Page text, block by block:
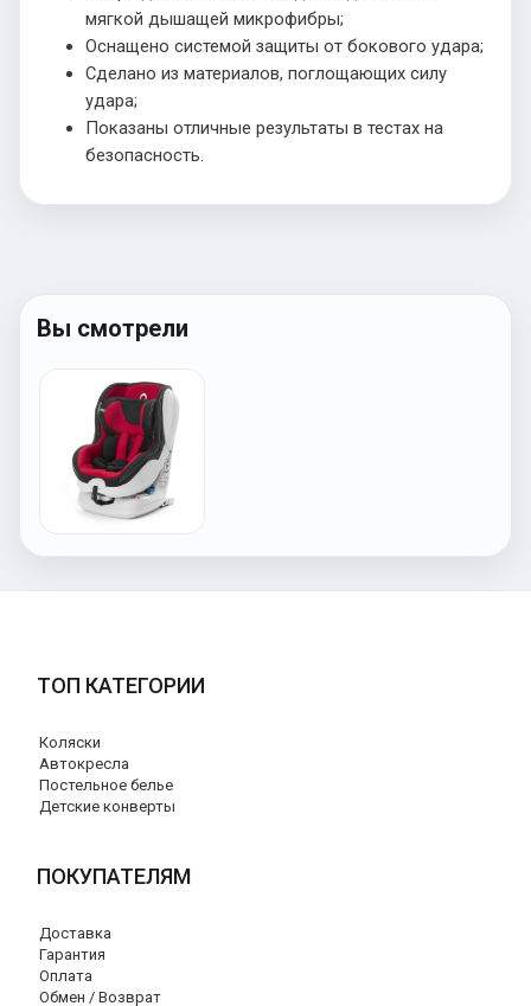
мягкой дышащей микрофибры;
Оснащено системой защиты от бокового удара;
Сделано из материалов, поглощающих силу
удара;
Показаны отличные результаты в тестах на
безопасность.
Вы смотрели
ТОП КАТЕГОРИИ
Коляски
Автокресла
Постельное белье
Детские конверты
ПОКУПАТЕЛЯМ
Доставка
Гарантия
Оплата
Обмен / Возврат